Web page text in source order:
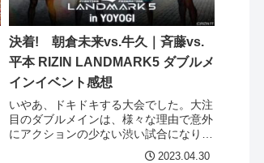
決着! 朝倉未来vs.牛久｜斉藤vs.
平本 RIZIN LANDMARK5 ダブルメ
インイベント感想
いやあ、ドキドキする大会でした。大注
目のダブルメインは、様々な理由で意外
にアクションの少ない渋い試合になりま
した。それでも試合前の盛り上がりから
2023.04.30